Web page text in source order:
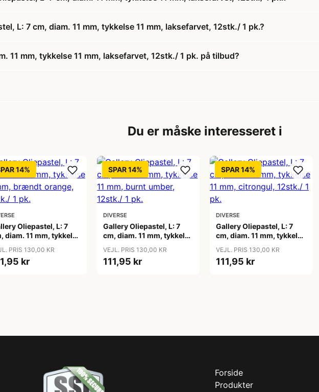
L: 7 cm, diam. 11 mm, tykkelse 11 mm, laksefarvet, 12stk./ 1 pk.?
11 mm, tykkelse 11 mm, laksefarvet, 12stk./ 1 pk. på tilbud?
Du er måske interesseret i
14%
Oliepastel, L: 7
diam. 11 mm, tykkelse
1 pk.
PRIS 130,00 KR
kr
SPAR 14%
DIVERSE
Gallery Oliepastel, L: 7
cm, diam. 11 mm, tykkelse
12stk./ 1 pk.
VEJL. PRIS 130,00 KR
111,95 kr
SPAR 14%
DIVERSE
Gallery Oliepastel, L: 7
cm, diam. 11 mm, tykkelse
pk.
VEJL. PRIS 130,00 KR
111,95 kr
Forside
Produkter